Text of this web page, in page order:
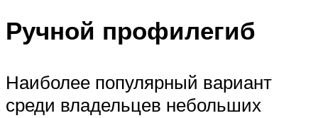
Ручной профилегиб
Наиболее популярный вариант
среди владельцев небольших